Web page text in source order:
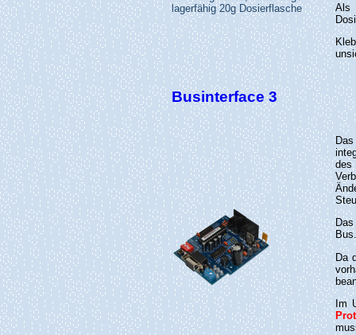
Als
Businterface 3
Bus.
Da
Im